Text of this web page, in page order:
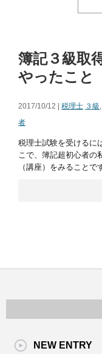
簿記３級取
やったこと
2017/10/12 | 税理士 ３級,
者
税理士試験を受けるに
こで、簿記超初心者の
（講座）をみること
NEW ENTRY